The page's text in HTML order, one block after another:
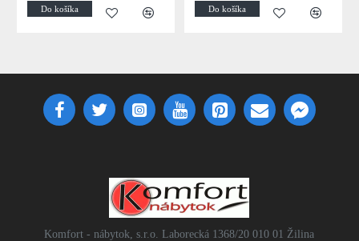
Do košíka Do košíka
Komfort - nábytok, s.r.o. Laborecká 1368/20 010 01 Žilina